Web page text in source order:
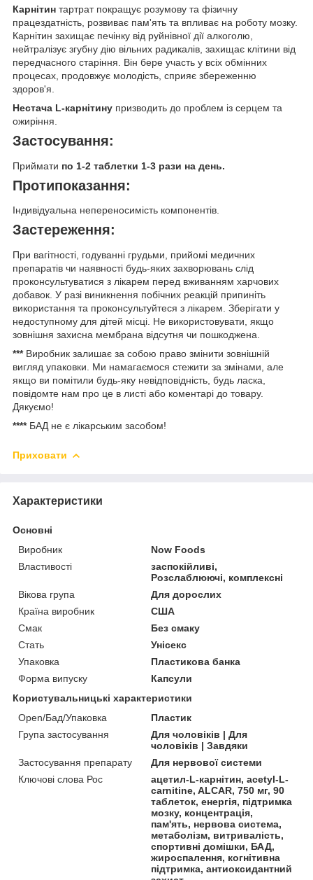
Карнітин тартрат покращує розумову та фізичну
працездатність, розвиває пам'ять та впливає на роботу мозку.
Карнітин захищає печінку від руйнівної дії алкоголю,
нейтралізує згубну дію вільних радикалів, захищає клітини від
передчасного старіння. Він бере участь у всіх обмінних
процесах, продовжує молодість, сприяє збереженню
здоров'я.
Нестача L-карнітину призводить до проблем із серцем та
ожиріння.
Застосування:
Приймати по 1-2 таблетки 1-3 рази на день.
Протипоказання:
Індивідуальна непереносимість компонентів.
Застереження:
При вагітності, годуванні грудьми, прийомі медичних
препаратів чи наявності будь-яких захворювань слід
проконсультуватися з лікарем перед вживанням харчових
добавок. У разі виникнення побічних реакцій припиніть
використання та проконсультуйтеся з лікарем. Зберігати у
недоступному для дітей місці. Не використовувати, якщо
зовнішня захисна мембрана відсутня чи пошкоджена.
***Виробник залишає за собою право змінити зовнішній
вигляд упаковки. Ми намагаємося стежити за змінами, але
якщо ви помітили будь-яку невідповідність, будь ласка,
повідомте нам про це в листі або коментарі до товару.
Дякуємо!
****БАД не є лікарським засобом!
Приховати
Характеристики
Основні
Виробник
Now Foods
Властивості
заспокійливі,
Розслаблюючі, комплексні
Вікова група
Для дорослих
Країна виробник
США
Смак
Без смаку
Стать
Унісекс
Упаковка
Пластикова банка
Форма випуску
Капсули
Користувальницькі характеристики
Open/Бад/Упаковка
Пластик
Група застосування
Для чоловіків | Для
чоловіків | Завдяки
Застосування препарату
Для нервової системи
Ключові слова Рос
ацетил-L-карнітин, acetyl-L-
carnitine, ALCAR, 750 мг, 90
таблеток, енергія, підтримка
мозку, концентрація,
пам'ять, нервова система,
метаболізм, витривалість,
спортивні домішки, БАД,
жироспалення, когнітивна
підтримка, антиоксидантний